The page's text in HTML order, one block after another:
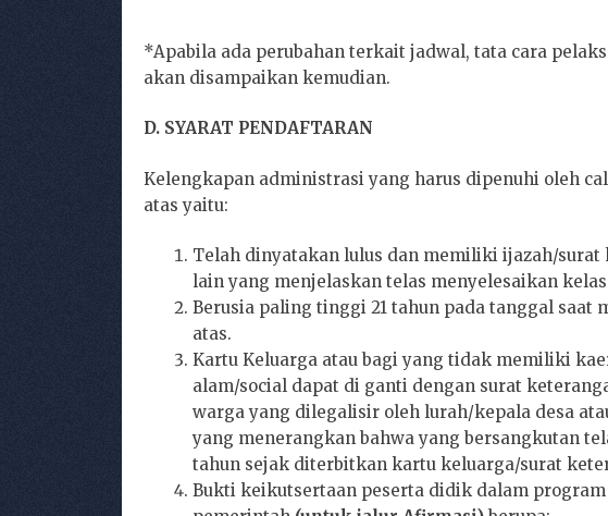
*Apabila ada perubahan terkait jadwal, tata cara
akan disampaikan kemudian.
D. SYARAT PENDAFTARAN
Kelengkapan administrasi yang harus dipenuhi oleh
atas yaitu:
Telah dinyatakan lulus dan memiliki ijazah/surat
lain yang menjelaskan telas menyelesaikan kelas
Berusia paling tinggi 21 tahun pada tanggal
atas.
Kartu Keluarga atau bagi yang tidak memiliki
alam/social dapat di ganti dengan surat
warga yang dilegalisir oleh lurah/kepala desa
yang menerangkan bahwa yang bersangkutan
tahun sejak diterbitkan kartu keluarga/surat
Bukti keikutsertaan peserta didik dalam